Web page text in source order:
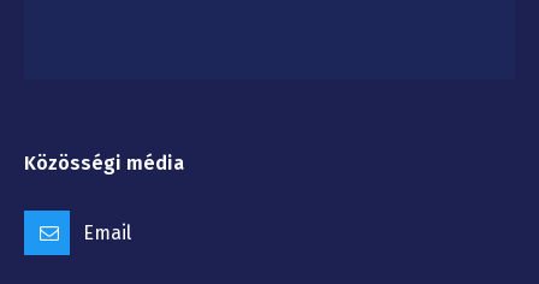
Közösségi média
Email